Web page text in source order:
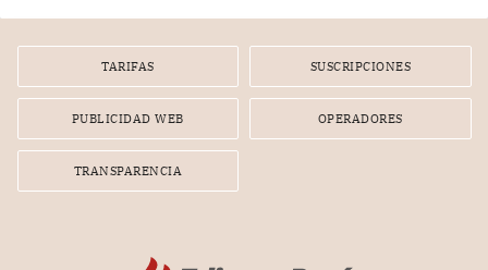
TARIFAS SUSCRIPCIONES
PUBLICIDAD WEB OPERADORES
TRANSPARENCIA